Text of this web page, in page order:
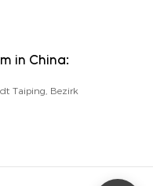
in China:
Taiping, Bezirk